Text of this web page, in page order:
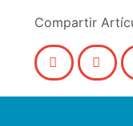
Compartir